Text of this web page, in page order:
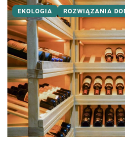
EKOLOGIA ROZWIĄZANIA